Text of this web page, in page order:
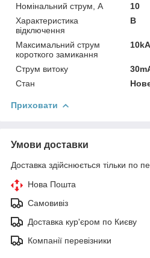
Номінальний струм, А
10
Характеристика
відключення
B
Максимальний струм
короткого замикання
10kA
Струм витоку
Стан
Приховати
Умови доставки
Доставка здійснюється тільки по
Нова Пошта
Самовивіз
Доставка кур'єром по Києву
Компанії перевізники